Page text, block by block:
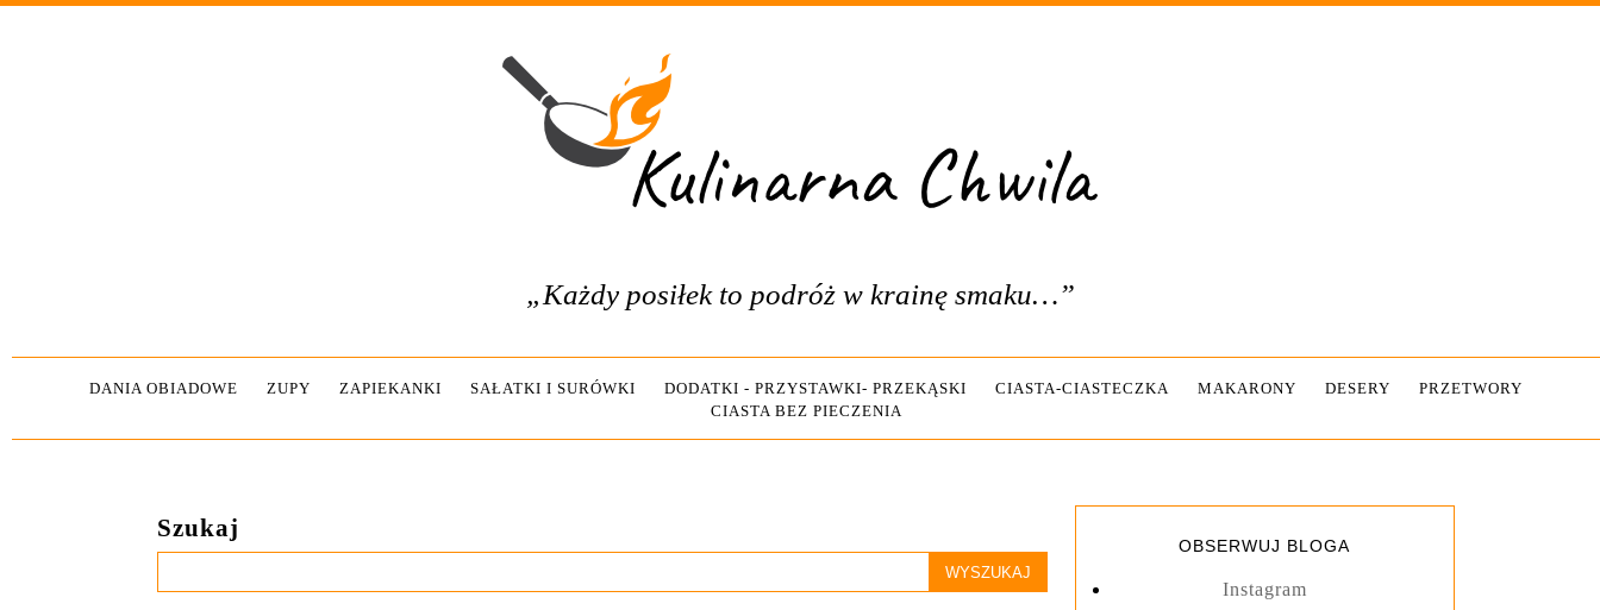
„Każdy posiłek to podróż w krainę smaku…”
DANIA OBIADOWE ZUPY ZAPIEKANKI SAŁATKI I SURÓWKI DODATKI - PRZYSTAWKI- PRZEKĄSKI CIASTA-CIASTECZKA MAKARONY DESERY
PRZETWORY
CIASTA BEZ PIECZENIA
Szukaj
OBSERWUJ BLOGA
Instagram